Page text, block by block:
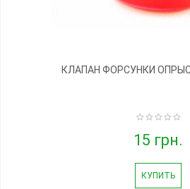
КЛАПАН ФОРСУНКИ
15 грн.
КУПИТЬ